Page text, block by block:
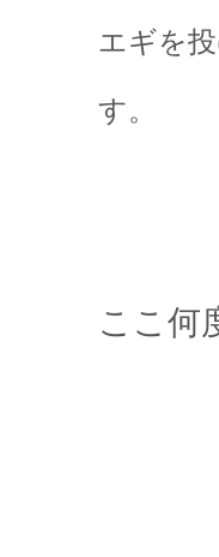
エギを
す。
ここ何